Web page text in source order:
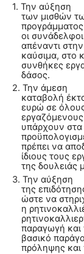
1. Την αύξηση
των μισθών
οι
απέναντι
καύσιμα, στο
συνθήκες
δάσος.
2. Την άμεση
καταβολή
ευρώ σε
υπάρχουν στα
πρέπει να
ίδιους τους
της δουλειάς
3. Την αύξηση
της
ώστε να
η
παραγωγή και
βασικό
πρόληψης και